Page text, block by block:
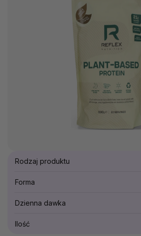
Rodzaj produktu
Forma
Dzienna dawka
Ilość